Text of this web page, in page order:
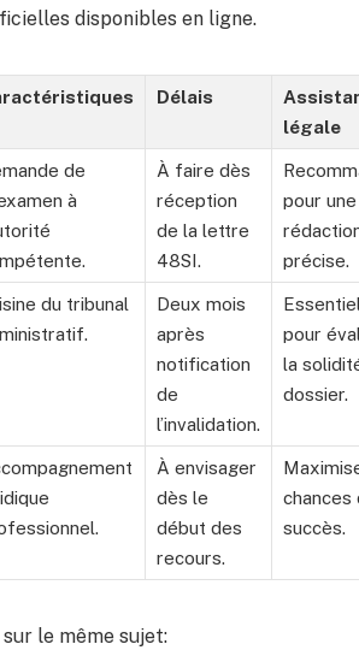
disponibles en ligne.
Délais
légale
de
à
À faire dès
réception
de la lettre
48SI.
pour une
précise.
du tribunal
Deux mois
après
notification
de
l’invalidation.
pour
la
dossier.
À envisager
dès le
début des
recours.
chances
succès.
le même sujet: